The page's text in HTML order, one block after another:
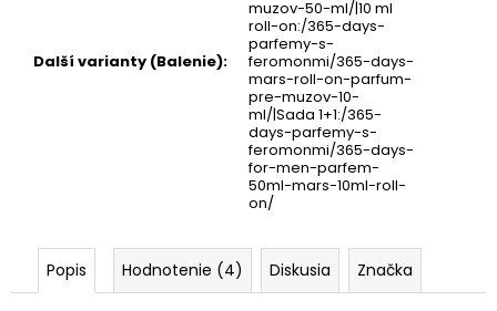
Další varianty (Balenie):
muzov-50-ml/|10 ml
roll-on:/365-days-
parfemy-s-
feromonmi/365-days-
mars-roll-on-parfum-
pre-muzov-10-
ml/|Sada 1+1:/365-
days-parfemy-s-
feromonmi/365-days-
for-men-parfem-
50ml-mars-10ml-roll-
on/
Popis Hodnotenie (4) Diskusia Značka